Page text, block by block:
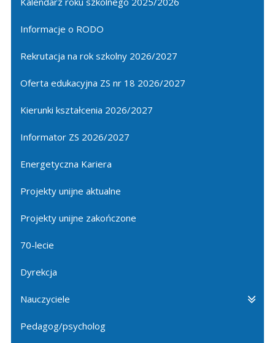
Informacje o RODO
Rekrutacja na rok szkolny 2026/2027
Oferta edukacyjna ZS nr 18 2026/2027
Kierunki kształcenia 2026/2027
Informator ZS 2026/2027
Energetyczna Kariera
Projekty unijne aktualne
Projekty unijne zakończone
70-lecie
Dyrekcja
Nauczyciele
Pedagog/psycholog